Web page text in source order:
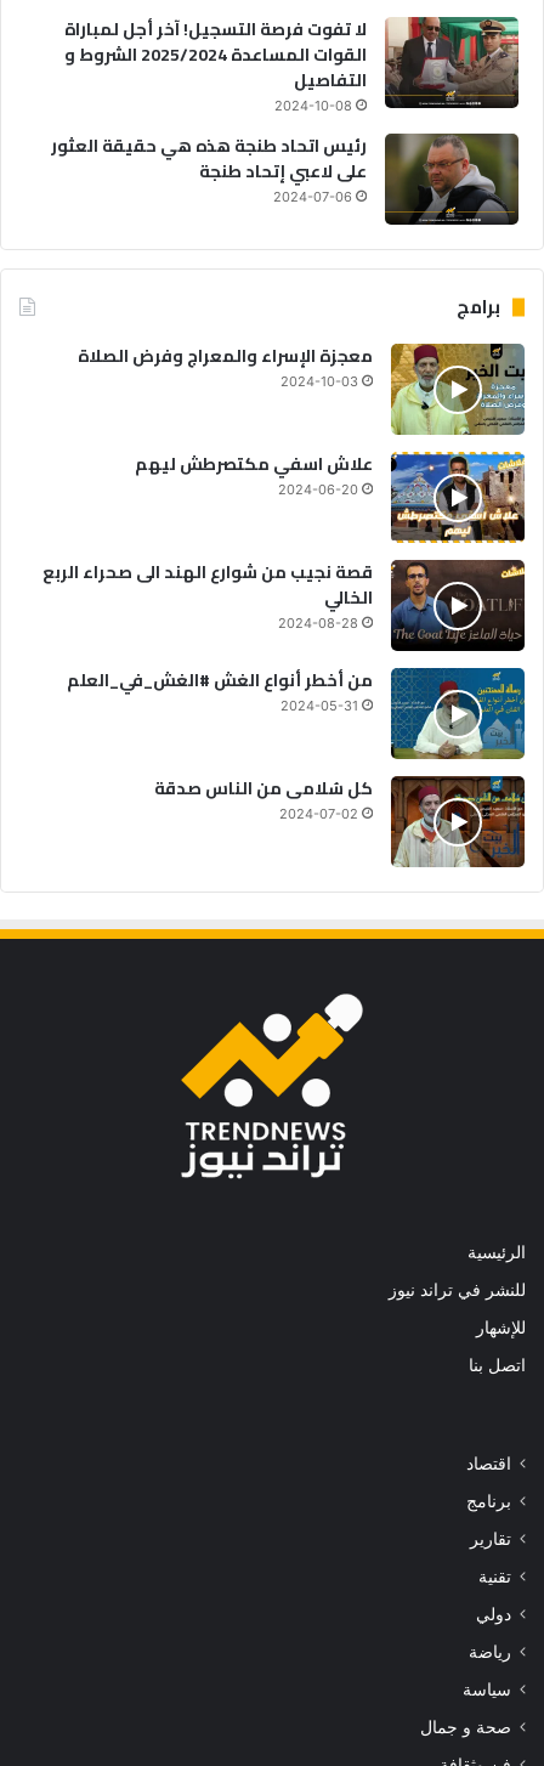
لا تفوت فرصة التسجيل! آخر أجل لمباراة
القوات المساعدة 2025/2024 الشروط و
التفاصيل
2024-10-08
رئيس اتحاد طنجة هذه هي حقيقة العثور
على لاعبي إتحاد طنجة
2024-07-06
برامج
معجزة الإسراء والمعراج وفرض الصلاة
2024-10-03
علاش اسفي مكتصرطش ليهم
2024-06-20
قصة نجيب من شوارع الهند الى صحراء الربع
الخالي
2024-08-28
من أخطر أنواع الغش #الغش_في_العلم
2024-05-31
كل سُلامى من الناس صدقة
2024-07-02
الرئيسية
للنشر في تراند نيوز
للإشهار
اتصل بنا
اقتصاد
برنامج
تقارير
تقنية
دولي
رياضة
سياسة
صحة و جمال